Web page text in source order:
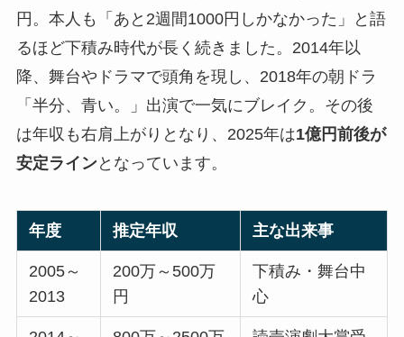
円。本人も「あと2週間1000円しかなかった」と語
るほど下積み時代が長く続きました。2014年以
降、舞台やドラマで頭角を現し、2018年の朝ドラ
「半分、青い。」出演で一気にブレイク。その後
は年収も右肩上がりとなり、2025年は1億円前後が
安定ラインとなっています。
年度 推定年収 主な出来事
2005～
2013
200万～500万
円
下積み・舞台中
心